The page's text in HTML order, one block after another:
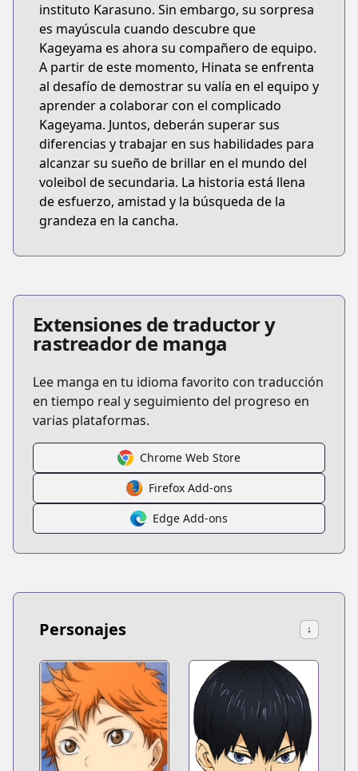
instituto Karasuno. Sin embargo, su sorpresa
es mayúscula cuando descubre que
Kageyama es ahora su compañero de equipo.
A partir de este momento, Hinata se enfrenta
al desafío de demostrar su valía en el equipo y
aprender a colaborar con el complicado
Kageyama. Juntos, deberán superar sus
diferencias y trabajar en sus habilidades para
alcanzar su sueño de brillar en el mundo del
voleibol de secundaria. La historia está llena
de esfuerzo, amistad y la búsqueda de la
grandeza en la cancha.
Extensiones de traductor y
rastreador de manga
Lee manga en tu idioma favorito con traducción
en tiempo real y seguimiento del progreso en
varias plataformas.
Chrome Web Store
Firefox Add-ons
Edge Add-ons
Personajes ↓